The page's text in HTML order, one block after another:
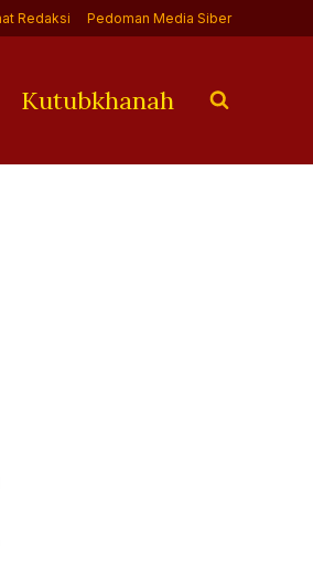
Redaksi Pedoman Media Siber
Kutubkhanah